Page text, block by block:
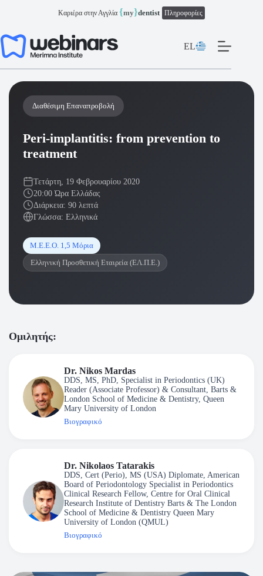
Καριέρα στην Αγγλία {my}dentist Πληροφορίες
EL
Διαθέσιμη Επαναπροβολή
Peri-implantitis: from prevention to
treatment
Τετάρτη, 19 Φεβρουαρίου 2020
20:00 Ώρα Ελλάδας
Διάρκεια: 90 λεπτά
Γλώσσα: Ελληνικά
Μ.Ε.Ε.Ο. 1,5 Μόρια
Ελληνική Προσθετική Εταιρεία (ΕΛ.Π.Ε.)
Ομιλητής:
Dr. Nikos Mardas
DDS, MS, PhD, Specialist in Periodontics (UK)
Reader (Associate Professor) & Consultant, Barts &
London School of Medicine & Dentistry, Queen
Mary University of London
Βιογραφικό
Dr. Nikolaos Tatarakis
DDS, Cert (Perio), MS (USA) Diplomate, American
Board of Periodontology Specialist in Periodontics
Clinical Research Fellow, Centre for Oral Clinical
Research Institute of Dentistry Barts & The London
School of Medicine & Dentistry Queen Mary
University of London (QMUL)
Βιογραφικό